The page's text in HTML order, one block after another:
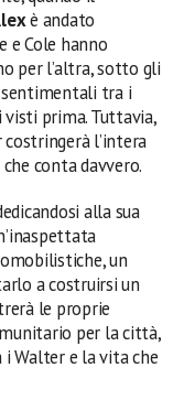
è andato
e Cole hanno
per l’altra, sotto gli
sentimentali tra i
prima. Tuttavia,
l’intera
conta davvero.
alla sua
un
a costruirsi un
le proprie
per la città,
Walter e la vita che